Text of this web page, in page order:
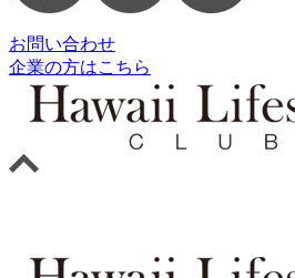
お問い合わせ
企業の方はこちら